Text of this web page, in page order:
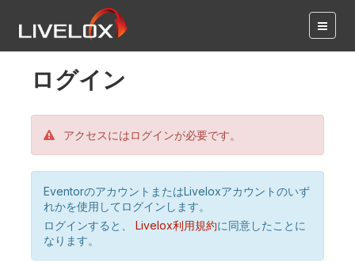
ログイン
アクセスにはログインが必要です。
EventorのアカウントまたはLiveloxアカウントのいず
れかを使用してログインします。
ログインすると、
Livelox利用規約に同意したことに
なります。